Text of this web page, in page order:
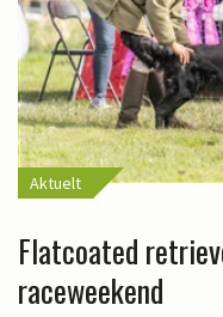
Aktuelt
Flatcoated
raceweekend